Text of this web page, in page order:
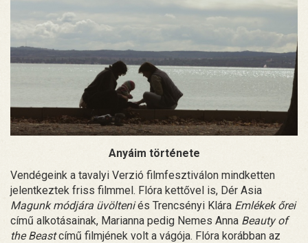
Anyáim története
Vendégeink a tavalyi Verzió filmfesztiválon mindketten
jelentkeztek friss filmmel. Flóra kettővel is, Dér Asia
Magunk módjára üvölteniés Trencsényi Klára Emlékek őrei
című alkotásainak, Marianna pedig Nemes Anna Beauty of
the Beastcímű filmjének volt a vágója. Flóra korábban az